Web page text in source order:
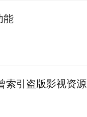
能
索引盗版影视资源